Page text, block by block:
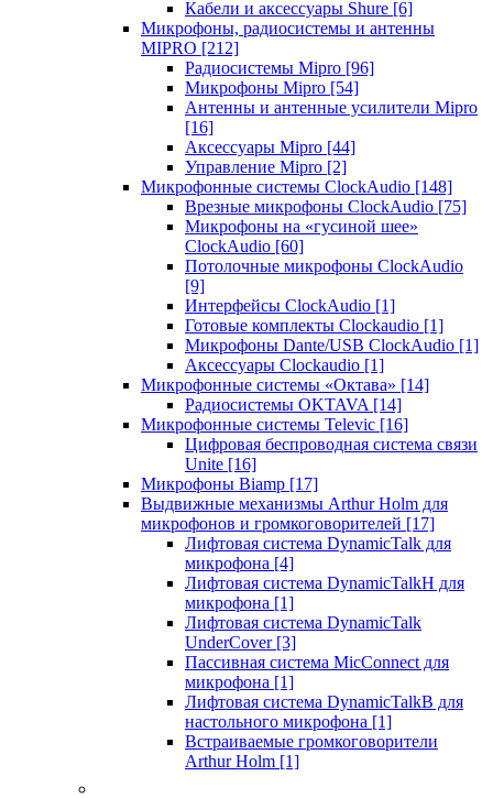
Кабели и аксессуары Shure [6]
Микрофоны, радиосистемы и антенны
MIPRO [212]
Радиосистемы Mipro [96]
Микрофоны Mipro [54]
Антенны и антенные усилители Mipro
[16]
Аксессуары Mipro [44]
Управление Mipro [2]
Микрофонные системы ClockAudio [148]
Врезные микрофоны ClockAudio [75]
Микрофоны на «гусиной шее»
ClockAudio [60]
Потолочные микрофоны ClockAudio
[9]
Интерфейсы ClockAudio [1]
Готовые комплекты Clockaudio [1]
Микрофоны Dante/USB ClockAudio [1]
Аксессуары Clockaudio [1]
Микрофонные системы «Октава» [14]
Радиосистемы OKTAVA [14]
Микрофонные системы Televic [16]
Цифровая беспроводная система связи
Unite [16]
Микрофоны Biamp [17]
Выдвижные механизмы Arthur Holm для
микрофонов и громкоговорителей [17]
Лифтовая система DynamicTalk для
микрофона [4]
Лифтовая система DynamicTalkH для
микрофона [1]
Лифтовая система DynamicTalk
UnderCover [3]
Пассивная система MicConnect для
микрофона [1]
Лифтовая система DynamicTalkB для
настольного микрофона [1]
Встраиваемые громкоговорители
Arthur Holm [1]